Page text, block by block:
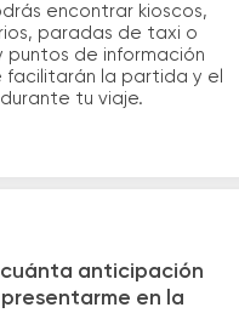
encontrar kioscos,
paradas de taxi o
puntos de información
facilitarán la partida y el
tu viaje.
cuánta anticipación
en la